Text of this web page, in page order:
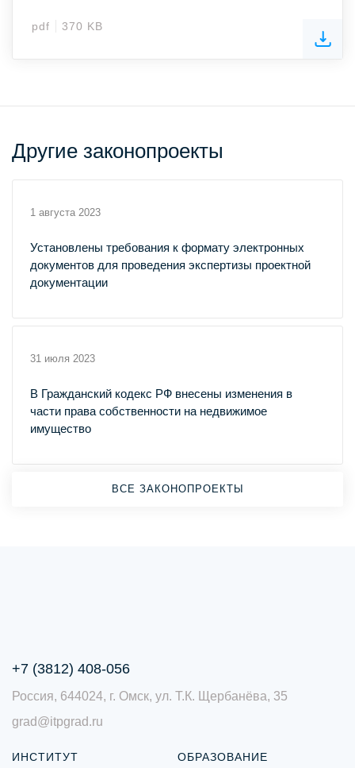
pdf 370 KB
Другие законопроекты
1 августа 2023
Установлены требования к формату электронных
документов для проведения экспертизы проектной
документации
31 июля 2023
В Гражданский кодекс РФ внесены изменения в
части права собственности на недвижимое
имущество
ВСЕ ЗАКОНОПРОЕКТЫ
+7 (3812) 408-056
Россия, 644024, г. Омск, ул. Т.К. Щербанёва, 35
grad@itpgrad.ru
ИНСТИТУТ ОБРАЗОВАНИЕ